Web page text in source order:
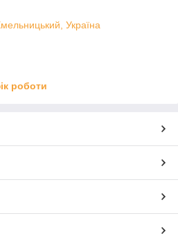
Україна
роботи